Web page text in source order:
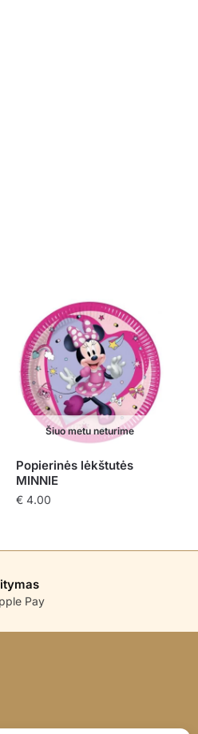
Šiuo metu neturime
Popierinės lėkštutės
MINNIE
€4.00
Pay